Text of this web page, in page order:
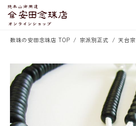
数珠の安田念珠店 TOP 宗派別正式 天台宗